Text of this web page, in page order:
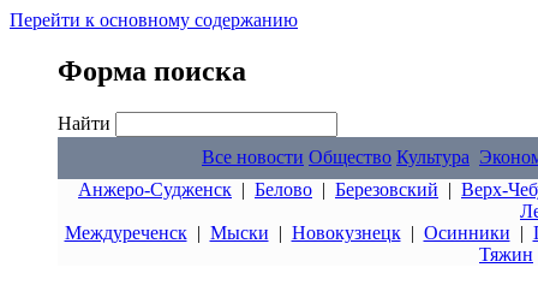
Перейти к основному содержанию
Форма поиска
Найти
Все новости Общество Культура
Анжеро-Судженск | Белово | Березовский | Верх-
Междуреченск| Мыски | Новокузнецк| Осинники |
Тяжин